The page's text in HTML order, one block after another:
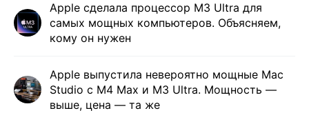
Apple сделала процессор M3 Ultra для
самых мощных компьютеров. Объясняем,
кому он нужен
Apple выпустила невероятно мощные Mac
Studio с M4 Max и M3 Ultra. Мощность —
выше, цена — та же